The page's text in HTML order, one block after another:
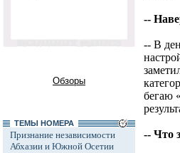
Обзоры
ТЕМЫ НОМЕРА
Признание независимости
Абхазии и Южной Осетии
--
-- В
бегаю
-- Что